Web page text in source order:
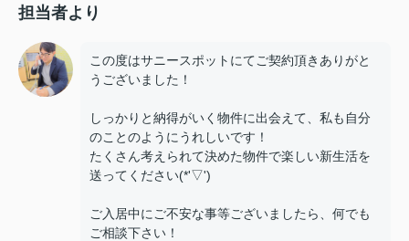
担当者より
この度はサニースポットにてご契約頂きありがと
うございました！
しっかりと納得がいく物件に出会えて、私も自分
のことのようにうれしいです！
たくさん考えられて決めた物件で楽しい新生活を
送ってください(*'▽')
ご入居中にご不安な事等ございましたら、何でも
ご相談下さい！